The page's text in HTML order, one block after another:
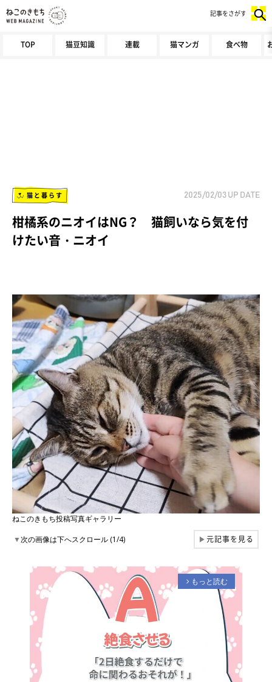
TOP 猫豆知識 連載 猫マンガ 食べ物
記事をさがす
猫と暮らす 2025/02/03 UP DATE
柑橘系のニオイはNG？ 猫飼いなら気を付
けたい音・ニオイ
ねこのきもち投稿写真ギャラリー
▼次の画像は下へスクロール (1/4) ▶元記事を見る
arrow_forward_ios もっと読む